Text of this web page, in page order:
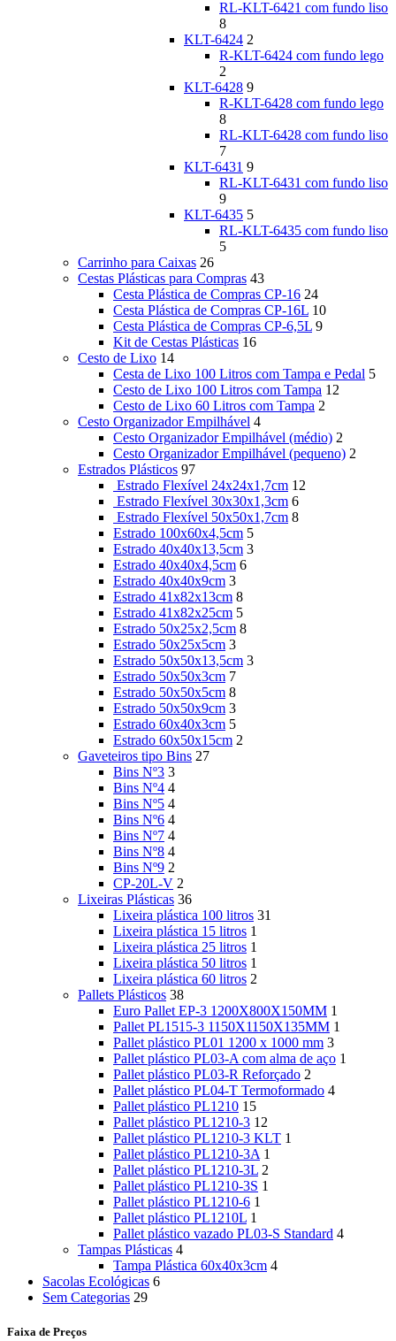
RL-KLT-6421 com fundo liso
8
KLT-6424 2
R-KLT-6424 com fundo lego
2
KLT-6428 9
R-KLT-6428 com fundo lego
8
RL-KLT-6428 com fundo liso
7
KLT-6431 9
RL-KLT-6431 com fundo liso
9
KLT-6435 5
RL-KLT-6435 com fundo liso
5
Carrinho para Caixas 26
Cestas Plásticas para Compras 43
Cesta Plástica de Compras CP-16 24
Cesta Plástica de Compras CP-16L 10
Cesta Plástica de Compras CP-6,5L 9
Kit de Cestas Plásticas 16
Cesto de Lixo 14
Cesta de Lixo 100 Litros com Tampa e Pedal 5
Cesto de Lixo 100 Litros com Tampa 12
Cesto de Lixo 60 Litros com Tampa 2
Cesto Organizador Empilhável 4
Cesto Organizador Empilhável (médio) 2
Cesto Organizador Empilhável (pequeno) 2
Estrados Plásticos 97
Estrado Flexível 24x24x1,7cm 12
Estrado Flexível 30x30x1,3cm 6
Estrado Flexível 50x50x1,7cm 8
Estrado 100x60x4,5cm 5
Estrado 40x40x13,5cm 3
Estrado 40x40x4,5cm 6
Estrado 40x40x9cm 3
Estrado 41x82x13cm 8
Estrado 41x82x25cm 5
Estrado 50x25x2,5cm 8
Estrado 50x25x5cm 3
Estrado 50x50x13,5cm 3
Estrado 50x50x3cm 7
Estrado 50x50x5cm 8
Estrado 50x50x9cm 3
Estrado 60x40x3cm 5
Estrado 60x50x15cm 2
Gaveteiros tipo Bins 27
Bins Nº3 3
Bins Nº4 4
Bins Nº5 4
Bins Nº6 4
Bins Nº7 4
Bins Nº8 4
Bins Nº9 2
CP-20L-V 2
Lixeiras Plásticas 36
Lixeira plástica 100 litros 31
Lixeira plástica 15 litros 1
Lixeira plástica 25 litros 1
Lixeira plástica 50 litros 1
Lixeira plástica 60 litros 2
Pallets Plásticos 38
Euro Pallet EP-3 1200X800X150MM 1
Pallet PL1515-3 1150X1150X135MM 1
Pallet plástico PL01 1200 x 1000 mm 3
Pallet plástico PL03-A com alma de aço 1
Pallet plástico PL03-R Reforçado 2
Pallet plástico PL04-T Termoformado 4
Pallet plástico PL1210 15
Pallet plástico PL1210-3 12
Pallet plástico PL1210-3 KLT 1
Pallet plástico PL1210-3A 1
Pallet plástico PL1210-3L 2
Pallet plástico PL1210-3S 1
Pallet plástico PL1210-6 1
Pallet plástico PL1210L 1
Pallet plástico vazado PL03-S Standard 4
Tampas Plásticas 4
Tampa Plástica 60x40x3cm 4
Sacolas Ecológicas 6
Sem Categorias 29
Faixa de Preços